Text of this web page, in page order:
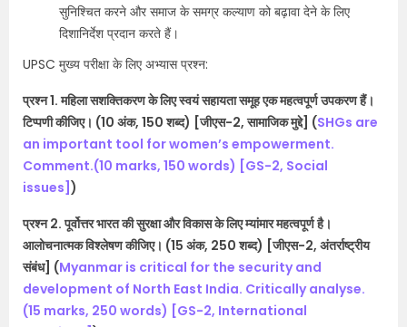
सुनिश्चित करने और समाज के समग्र कल्याण को बढ़ावा देने के लिए
दिशानिर्देश प्रदान करते हैं।
UPSC मुख्य परीक्षा के लिए अभ्यास प्रश्न:
प्रश्न 1. महिला सशक्तिकरण के लिए स्वयं सहायता समूह एक महत्वपूर्ण उपकरण हैं।
टिप्पणी कीजिए। (10 अंक, 150 शब्द) [जीएस-2, सामाजिक मुद्दे] (SHGs are
an important tool for women’s empowerment.
Comment.(10 marks, 150 words) [GS-2, Social
issues] )
प्रश्न 2. पूर्वोत्तर भारत की सुरक्षा और विकास के लिए म्यांमार महत्वपूर्ण है।
आलोचनात्मक विश्लेषण कीजिए। (15 अंक, 250 शब्द) [जीएस-2, अंतर्राष्ट्रीय
संबंध] (Myanmar is critical for the security and
development of North East India. Critically analyse.
(15 marks, 250 words) [GS-2, International